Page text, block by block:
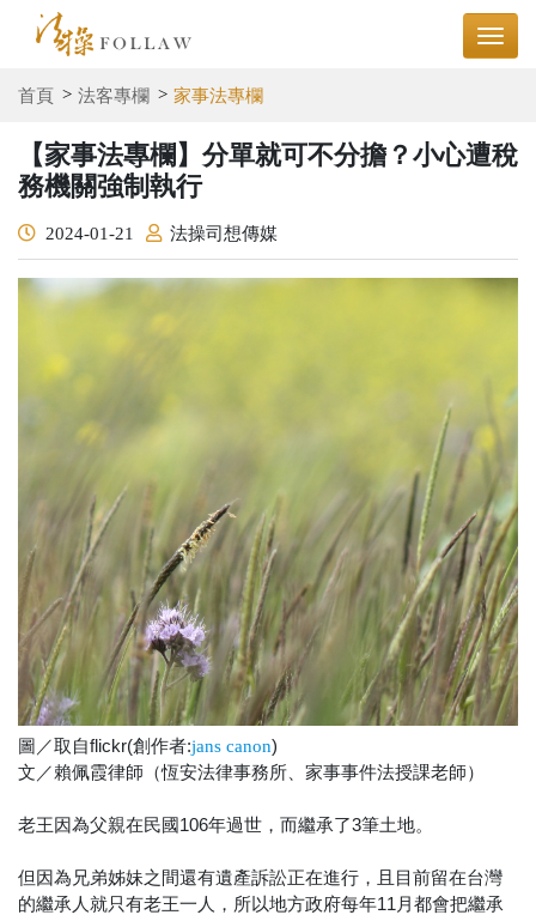
首頁 法客專欄 家事法專欄
【家事法專欄】分單就可不分擔？小心遭稅
務機關強制執行
2024-01-21 法操司想傳媒
圖／取自flickr(創作者:jans canon)
文／賴佩霞律師（恆安法律事務所、家事事件法授課老師）
老王因為父親在民國106年過世，而繼承了3筆土地。
但因為兄弟姊妹之間還有遺產訴訟正在進行，且目前留在台灣
的繼承人就只有老王一人，所以地方政府每年11月都會把繼承